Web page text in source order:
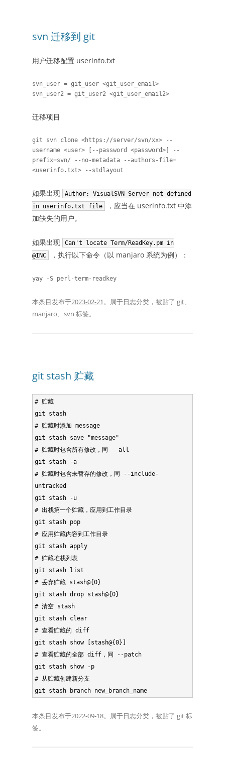
svn 迁移到 git
用户迁移配置 userinfo.txt
svn_user = git_user <git_user_email>
svn_user2 = git_user2 <git_user_email2>
迁移项目
git svn clone <https://server/svn/xx> --
username <user> [--password <password>] --
prefix=svn/ --no-metadata --authors-file=
<userinfo.txt> --stdlayout
如果出现
Author: VisualSVN Server not defined
in userinfo.txt file
，应当在 userinfo.txt 中添
加缺失的用户。
如果出现
Can't locate Term/ReadKey.pm in
@INC
，执行以下命令（以 manjaro 系统为例）：
yay -S perl-term-readkey
本条目发布于2023-02-21。属于日志分类，被贴了 git、
manjaro、 svn 标签。
git stash 贮藏
# 贮藏
git stash
# 贮藏时添加 message
git stash save "message"
# 贮藏时包含所有修改，同 --all
git stash -a
# 贮藏时包含未暂存的修改，同 --include-
untracked
git stash -u
# 出栈第一个贮藏，应用到工作目录
git stash pop
# 应用贮藏内容到工作目录
git stash apply
# 贮藏堆栈列表
git stash list
# 丢弃贮藏 stash@{0}
git stash drop stash@{0}
# 清空 stash
git stash clear
# 查看贮藏的 diff
git stash show [stash@{0}]
# 查看贮藏的全部 diff，同 --patch
git stash show -p
# 从贮藏创建新分支
git stash branch new_branch_name
本条目发布于2022-09-18。属于日志分类，被贴了 git标
签。